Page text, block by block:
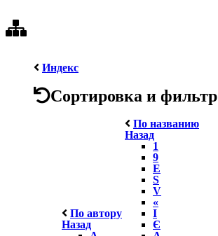
Индекс
Сортировка и фильтр
По автору
Назад
По названию
Назад
1
9
E
S
V
«
І
Є